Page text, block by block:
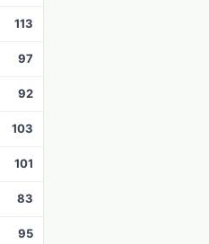
113
97
92
103
101
83
95